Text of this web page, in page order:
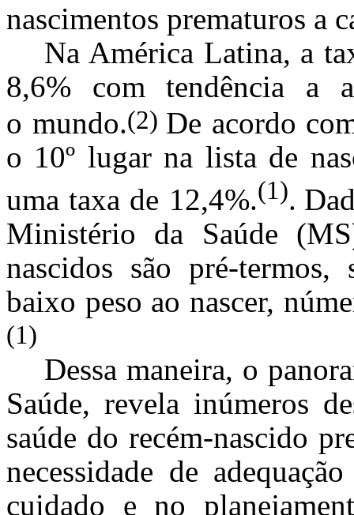
nascimentos prematuros a
Na América Latina, a
8,6% com tendência a
o mundo.(2) De acordo
o 10º lugar na lista de
uma taxa de 12,4%.(1).
Ministério da Saúde
nascidos são pré-
baixo peso ao nascer,
(1)
Dessa maneira, o
Saúde, revela inúmeros
saúde do recém-nascido
necessidade de
cuidado e no